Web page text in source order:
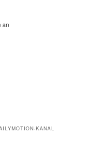
an
KANAL